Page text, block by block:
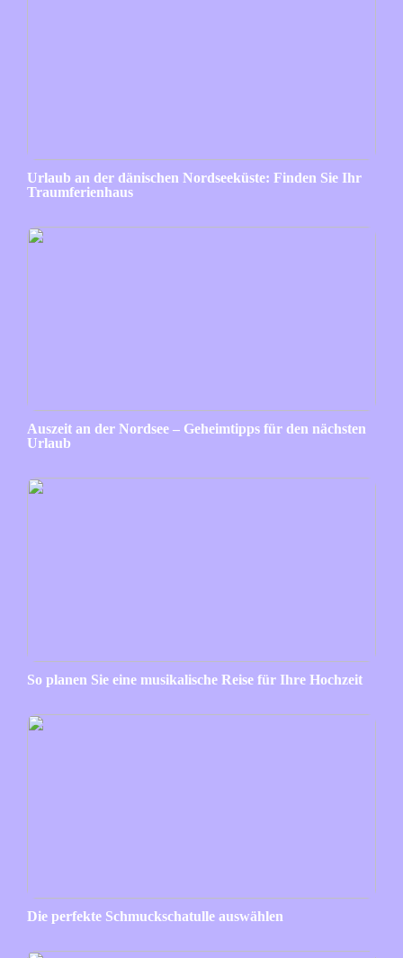
Urlaub an der dänischen Nordseeküste: Finden Sie Ihr
Traumferienhaus
Auszeit an der Nordsee – Geheimtipps für den nächsten
Urlaub
So planen Sie eine musikalische Reise für Ihre Hochzeit
Die perfekte Schmuckschatulle auswählen